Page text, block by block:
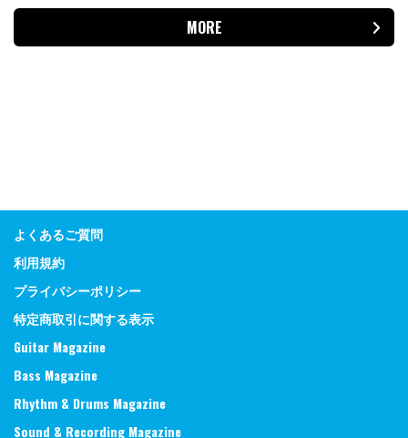
MORE
よくあるご質問
利用規約
プライバシーポリシー
特定商取引に関する表示
Guitar Magazine
Bass Magazine
Rhythm & Drums Magazine
Sound & Recording Magazine